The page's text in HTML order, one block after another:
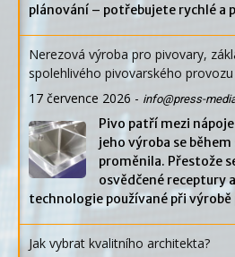
plánování – potřebujete rychlé a
Nerezová výroba pro pivovary,
spolehlivého pivovarského provozu
17 července 2026 - info@press-
Pivo patří mezi
jeho výroba se
proměnila. Přestože
osvědčené receptury
technologie používané při výrobě
Jak vybrat kvalitního architekta?